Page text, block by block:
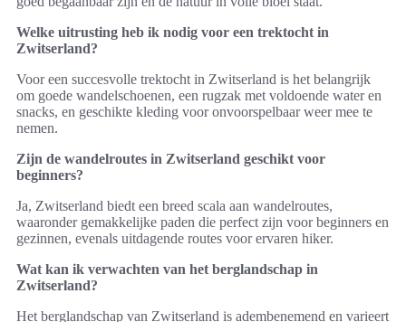
Welke uitrusting heb ik nodig voor een trektocht in
Zwitserland?
Voor een succesvolle trektocht in Zwitserland is het belangrijk
om goede wandelschoenen, een rugzak met voldoende water en
snacks, en geschikte kleding voor onvoorspelbaar weer mee te
nemen.
Zijn de wandelroutes in Zwitserland geschikt voor
beginners?
Ja, Zwitserland biedt een breed scala aan wandelroutes,
waaronder gemakkelijke paden die perfect zijn voor beginners en
gezinnen, evenals uitdagende routes voor ervaren hiker.
Wat kan ik verwachten van het berglandschap in
Zwitserland?
Het berglandschap van Zwitserland is adembenemend en varieert